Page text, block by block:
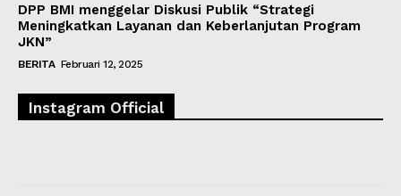
DPP BMI menggelar Diskusi Publik “Strategi
Meningkatkan Layanan dan Keberlanjutan Program
JKN”
BERITA Februari 12, 2025
Instagram Official